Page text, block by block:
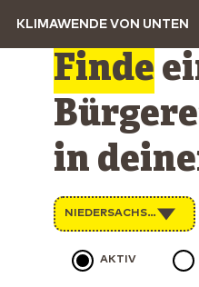
KLIMAWENDE VON UNTEN
Finde
in
NIEDERSACHSEN
AKTIV